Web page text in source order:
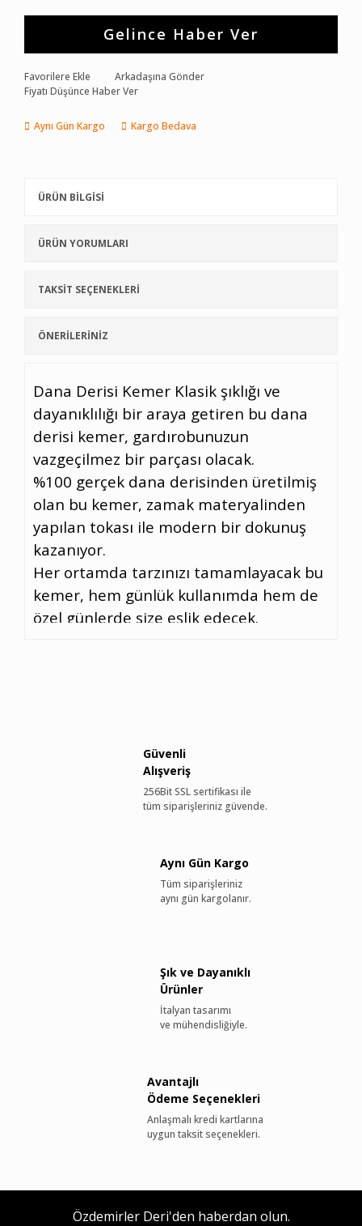
Gelince Haber Ver
Favorilere Ekle
Arkadaşına Gönder
Fiyatı Düşünce Haber Ver
Aynı Gün Kargo Kargo Bedava
ÜRÜN BİLGİSİ
ÜRÜN YORUMLARI
TAKSİT SEÇENEKLERİ
ÖNERİLERİNİZ
Dana Derisi Kemer Klasik şıklığı ve
dayanıklılığı bir araya getiren bu dana
derisi kemer, gardırobunuzun
vazgeçilmez bir parçası olacak.
%100 gerçek dana derisinden üretilmiş
olan bu kemer, zamak materyalinden
yapılan tokası ile modern bir dokunuş
kazanıyor.
Her ortamda tarzınızı tamamlayacak bu
kemer, hem günlük kullanımda hem de
özel günlerde size eşlik edecek.
Güvenli
Alışveriş
256Bit SSL sertifikası ile
tüm siparişleriniz güvende.
Aynı Gün Kargo
Tüm siparişleriniz
aynı gün kargolanır.
Şık ve Dayanıklı
Ürünler
İtalyan tasarımı
ve mühendisliğiyle.
Avantajlı
Ödeme Seçenekleri
Anlaşmalı kredi kartlarına
uygun taksit seçenekleri.
Özdemirler Deri'den haberdan olun.